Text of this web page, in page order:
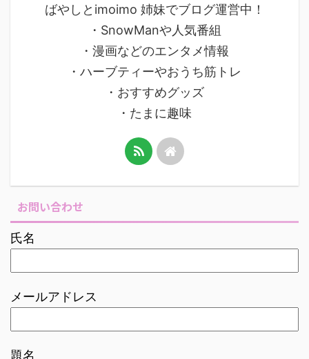
ばやしとimoimo 姉妹でブログ運営中！
・SnowManや人気番組
・漫画などのエンタメ情報
・ハーブティーやおうち筋トレ
・おすすめグッズ
・たまに趣味
お問い合わせ
氏名
メールアドレス
題名